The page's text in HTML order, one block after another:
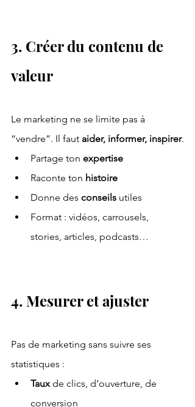
3. Créer du contenu de
valeur
Le marketing ne se limite pas à
“vendre”. Il faut aider, informer, inspirer.
Partage ton expertise
Raconte ton histoire
Donne des conseils utiles
Format : vidéos, carrousels,
stories, articles, podcasts…
4. Mesurer et ajuster
Pas de marketing sans suivre ses
statistiques :
Taux de clics, d’ouverture, de
conversion